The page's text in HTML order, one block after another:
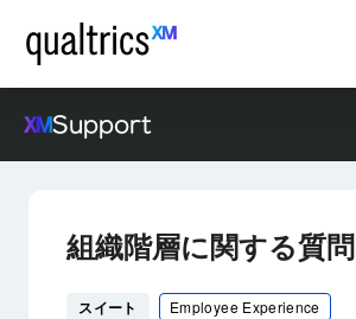
Support
組織階層に関する質問
スイート Employee Experience